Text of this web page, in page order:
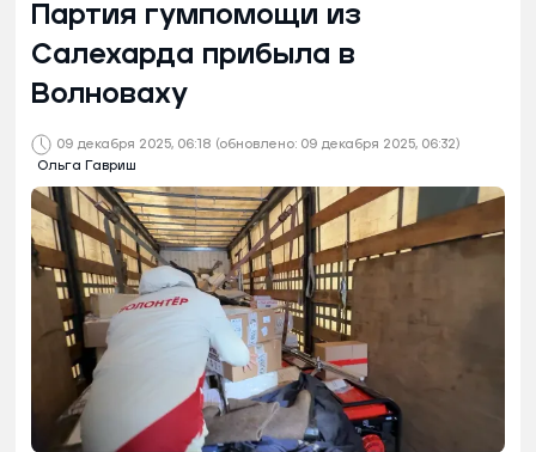
09 декабря 2025, 06:18 (обновлено: 09 декабря 2025, 06:32)
Ольга Гавриш
Партия гумпомощи из
Салехарда прибыла в
Волноваху